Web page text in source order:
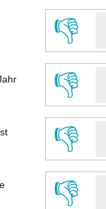
👎
👎
👎
👎